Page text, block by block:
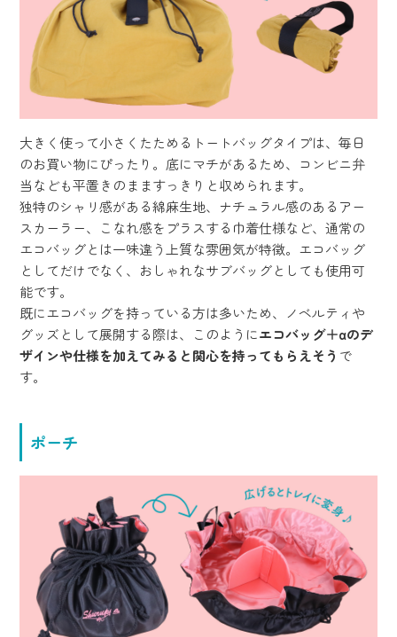
大きく使って小さくたためるトートバッグタイプは、毎日
のお買い物にぴったり。底にマチがあるため、コンビニ弁
当なども平置きのまますっきりと収められます。
独特のシャリ感がある綿麻生地、ナチュラル感のあるアー
スカーラー、こなれ感をプラスする巾着仕様など、通常の
エコバッグとは一味違う上質な雰囲気が特徴。エコバッグ
としてだけでなく、おしゃれなサブバッグとしても使用可
能です。
既にエコバッグを持っている方は多いため、ノベルティや
グッズとして展開する際は、このようにエコバッグ＋αのデ
ザインや仕様を加えてみると関心を持ってもらえそう で
す。
ポーチ